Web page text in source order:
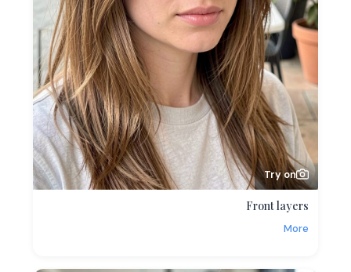
Try on
Front layers
More